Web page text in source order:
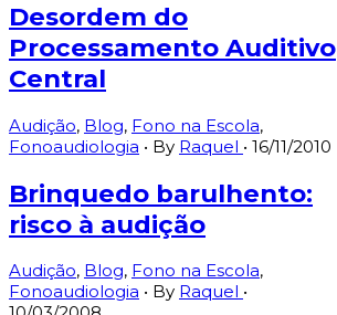
Desordem do
Processamento Auditivo
Central
Audição, Blog, Fono na Escola,
Fonoaudiologia • By Raquel • 16/11/2010
Brinquedo barulhento:
risco à audição
Audição, Blog, Fono na Escola,
Fonoaudiologia • By Raquel •